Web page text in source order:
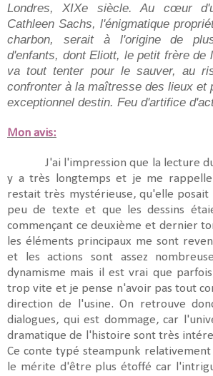
Londres, XIXe siècle. Au cœur
Cathleen Sachs, l'énigmatique
charbon, serait à l'origine de
d'enfants, dont Eliott, le petit frère de
va tout tenter pour le sauver, au
confronter à la maîtresse des lieux et
exceptionnel destin. Feu d'artifice
Mon avis:
J'ai l'impression que la lecture du
y a très longtemps et je me
restait très mystérieuse, qu'elle posait
peu de texte et que les dessins
commençant ce deuxième et dernier
les éléments principaux me sont
et les actions sont assez
dynamisme mais il est vrai que
trop vite et je pense n'avoir pas tout
direction de l'usine. On retrouve
dialogues, qui est dommage, car
dramatique de l'histoire sont très
Ce conte typé steampunk
le mérite d'être plus étoffé car